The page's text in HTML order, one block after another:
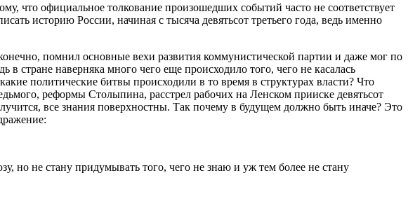
что официальное толкование произошедших событий часто не соответствует
историю России, начиная с тысяча девятьсот третьего года, ведь именно
помнил основные вехи развития коммунистической партии и даже мог по
в стране наверняка много чего еще происходило того, чего не касалась
политические битвы происходили в то время в структурах власти? Что
реформы Столыпина, расстрел рабочих на Ленском прииске девятьсот
все знания поверхностны. Так почему в будущем должно быть иначе? Это
но не стану придумывать того, чего не знаю и уж тем более не стану